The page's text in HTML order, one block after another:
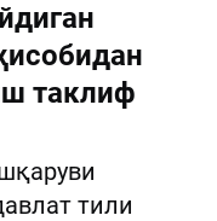
таклиф
тили